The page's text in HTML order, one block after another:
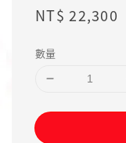
Regular
NT$ 22,300
數量